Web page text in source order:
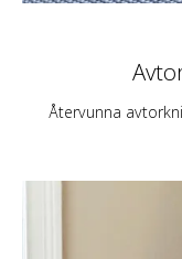
Återvunna